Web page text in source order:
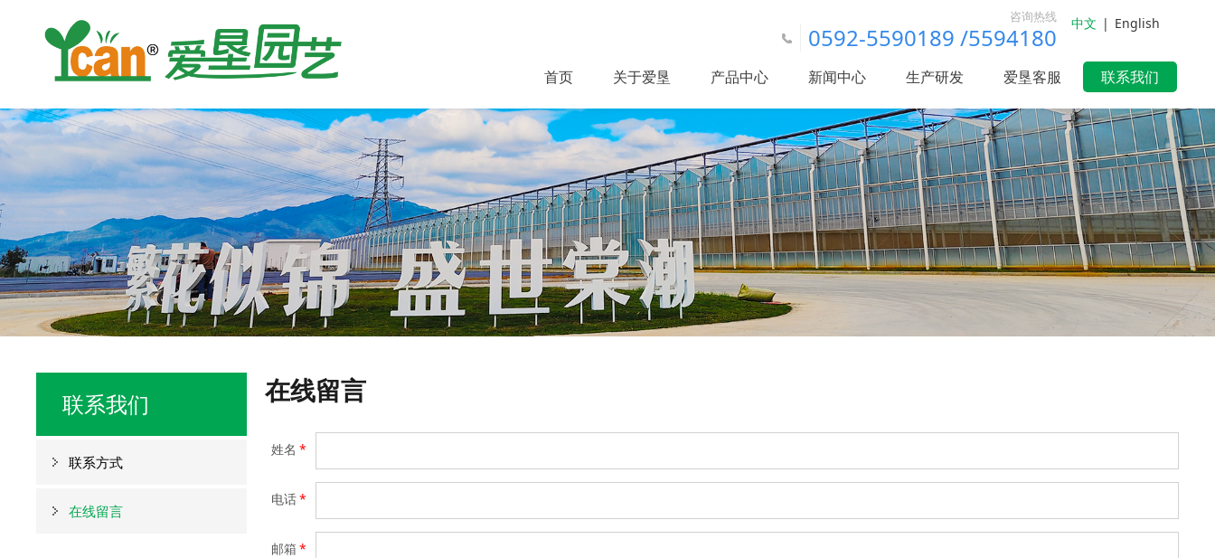
中文 | English
咨询热线
0592-5590189 /5594180
首页 关于爱垦 产品中心 新闻中心 生产研发 爱垦客服 联系我们
联系我们
联系方式
在线留言
在线留言
姓名 *
电话*
邮箱 *